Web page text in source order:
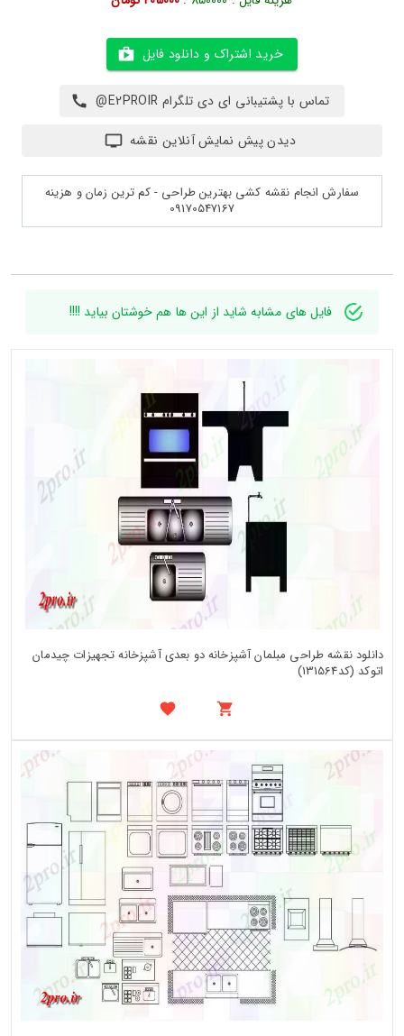
خرید اشتراک و دانلود فایل
تماس با پشتیبانی ای دی تلگرام E2PROIR@
دیدن پیش نمایش آنلاین نقشه
سفارش انجام نقشه کشی بهترین طراحی - کم ترین زمان و هزینه
09170547167
فایل های مشابه شاید از این ها هم خوشتان بیاید !!!!
دانلود نقشه طراحی مبلمان آشپزخانه دو بعدی آشپزخانه تجهیزات چیدمان
اتوکد (کد131564)